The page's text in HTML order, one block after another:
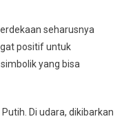
seharusnya
positif untuk
yang bisa
Di udara, dikibarkan